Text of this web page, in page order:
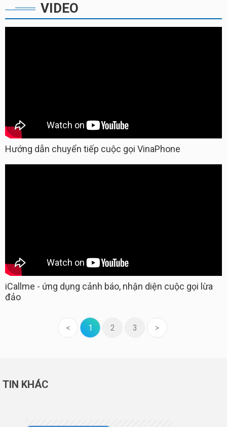
VIDEO
Hướng dẫn chuyển tiếp cuộc gọi VinaPhone
iCallme - ứng dụng cảnh báo, nhận diện cuộc gọi lừa
đảo
< 1 2 3 >
TIN KHÁC